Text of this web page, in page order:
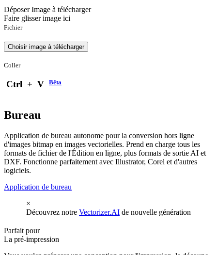
Déposer Image à télécharger
Faire glisser image ici
Fichier
Choisir image à télécharger
Coller
Ctrl + V Bêta
Bureau
Application de bureau autonome pour la conversion hors ligne
d'images bitmap en images vectorielles. Prend en charge tous les
formats de fichier de l'Édition en ligne, plus formats de sortie AI et
DXF. Fonctionne parfaitement avec Illustrator, Corel et d'autres
logiciels.
Application de bureau
×
Découvrez notre Vectorizer.AI de nouvelle génération
Parfait pour
La pré-impression